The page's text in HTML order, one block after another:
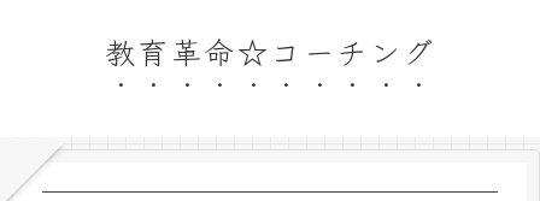
教育革命☆コーチング